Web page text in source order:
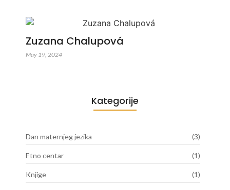
Zuzana Chalupová
May 19, 2024
Kategorije
Dan maternjeg jezika (3)
Etno centar (1)
Knjige (1)